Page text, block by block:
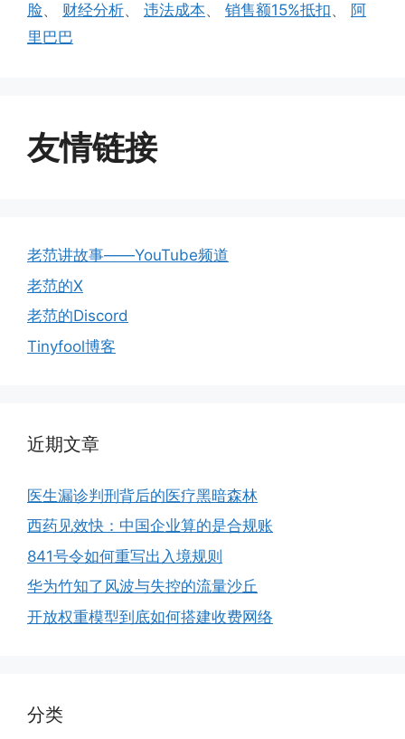
脸、 财经分析、 违法成本、 销售额15%抵扣、 阿
里巴巴
友情链接
老范讲故事——YouTube频道
老范的X
老范的Discord
Tinyfool博客
近期文章
医生漏诊判刑背后的医疗黑暗森林
西药见效快：中国企业算的是合规账
841号令如何重写出入境规则
华为竹知了风波与失控的流量沙丘
开放权重模型到底如何搭建收费网络
分类